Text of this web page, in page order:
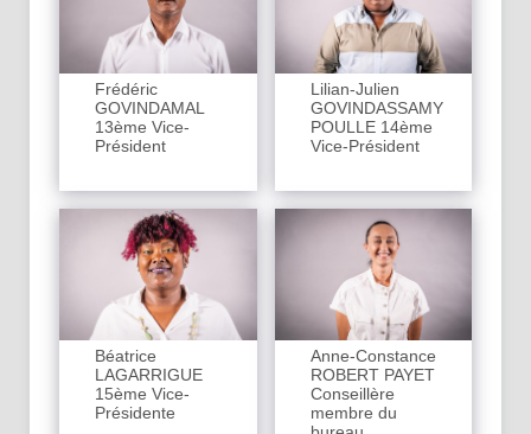
Frédéric
GOVINDAMAL
13ème Vice-
Président
Lilian-Julien
GOVINDASSAMY
POULLE 14ème
Vice-Président
Béatrice
LAGARRIGUE
15ème Vice-
Présidente
Anne-Constance
ROBERT PAYET
Conseillère
membre du